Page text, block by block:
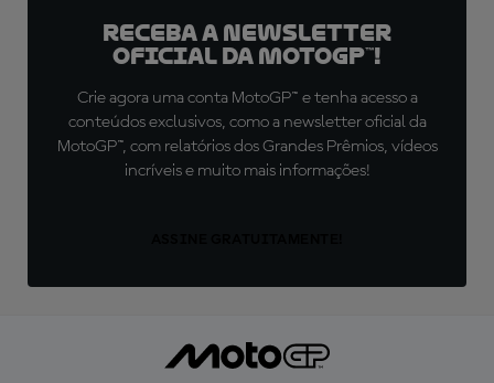
Receba a newsletter
oficial da MotoGP™!
Crie agora uma conta MotoGP™ e tenha acesso a
conteúdos exclusivos, como a newsletter oficial da
MotoGP™, com relatórios dos Grandes Prêmios, vídeos
incríveis e muito mais informações!